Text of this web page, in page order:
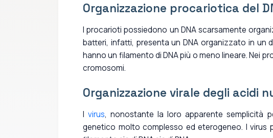
Organizzazione procariotica del
I procarioti possiedono un DNA scarsamente
batteri, infatti, presenta un DNA organizzato in un
hanno un filamento di DNA più o meno lineare. Nei
cromosomi.
Organizzazione virale degli acidi
Ivirus, nonostante la loro apparente semplicità
genetico molto complesso ed eterogeneo. I